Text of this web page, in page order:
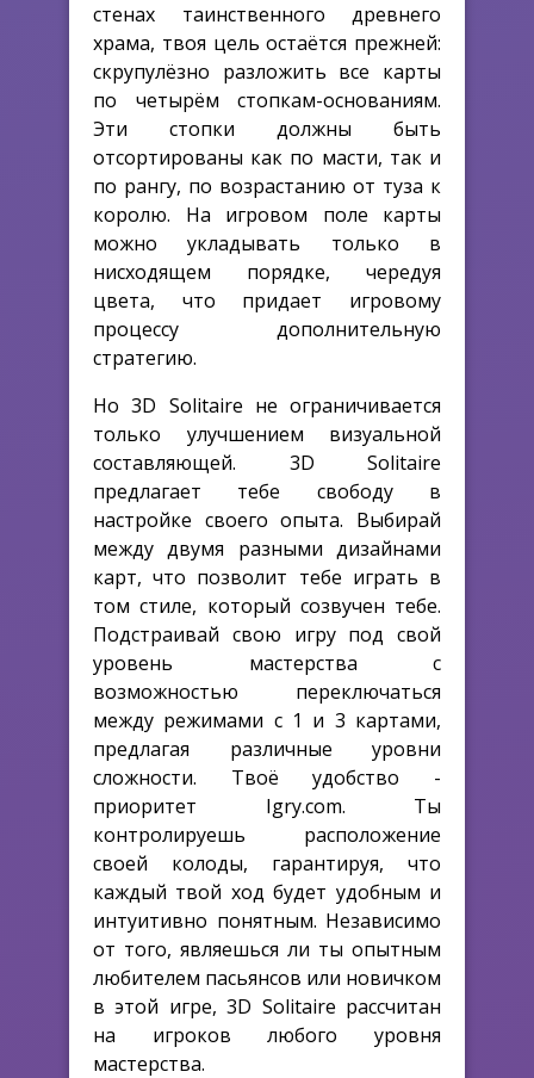
стенах таинственного древнего
храма, твоя цель остаётся прежней:
скрупулёзно разложить все карты
по четырём стопкам-основаниям.
Эти стопки должны быть
отсортированы как по масти, так и
по рангу, по возрастанию от туза к
королю. На игровом поле карты
можно укладывать только в
нисходящем порядке, чередуя
цвета, что придает игровому
процессу дополнительную
стратегию.
Но 3D Solitaire не ограничивается
только улучшением визуальной
составляющей. 3D Solitaire
предлагает тебе свободу в
настройке своего опыта. Выбирай
между двумя разными дизайнами
карт, что позволит тебе играть в
том стиле, который созвучен тебе.
Подстраивай свою игру под свой
уровень мастерства с
возможностью переключаться
между режимами с 1 и 3 картами,
предлагая различные уровни
сложности. Твоё удобство -
приоритет Igry.com. Ты
контролируешь расположение
своей колоды, гарантируя, что
каждый твой ход будет удобным и
интуитивно понятным. Независимо
от того, являешься ли ты опытным
любителем пасьянсов или новичком
в этой игре, 3D Solitaire рассчитан
на игроков любого уровня
мастерства.